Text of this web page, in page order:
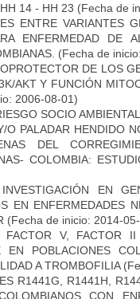
14 - HH 23 (Fecha de
ENTRE VARIANTES
ENFERMEDAD DE
(Fecha de
DE LOS
AKT Y FUNCIÓN
2006-08-01)
SOCIO
O PALADAR HENDIDO
DEL
COLOMBIA:
EN
EN ENFERMEDADES
(Fecha de inicio: 2014-
FACTOR V, FACTOR
EN POBLACIONES
A TROMBOFILIA
R1441G, R1441H,
CON